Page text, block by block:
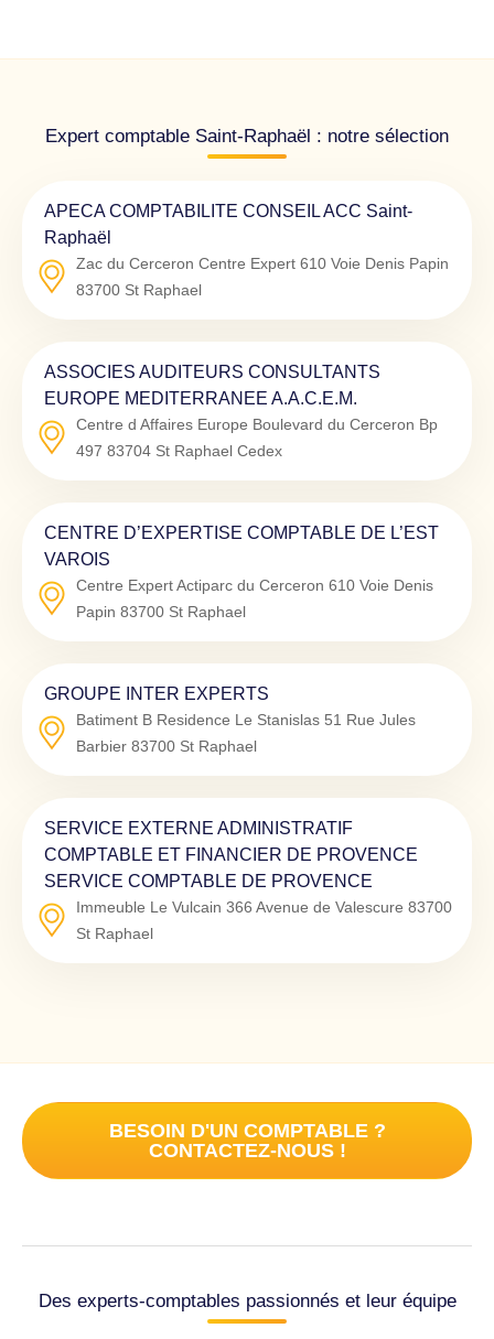
Expert comptable Saint-Raphaël : notre sélection
APECA COMPTABILITE CONSEIL ACC Saint-
Raphaël
Zac du Cerceron Centre Expert 610 Voie Denis Papin
83700 St Raphael
ASSOCIES AUDITEURS CONSULTANTS
EUROPE MEDITERRANEE A.A.C.E.M.
Centre d Affaires Europe Boulevard du Cerceron Bp
497 83704 St Raphael Cedex
CENTRE D’EXPERTISE COMPTABLE DE L’EST
VAROIS
Centre Expert Actiparc du Cerceron 610 Voie Denis
Papin 83700 St Raphael
GROUPE INTER EXPERTS
Batiment B Residence Le Stanislas 51 Rue Jules
Barbier 83700 St Raphael
SERVICE EXTERNE ADMINISTRATIF
COMPTABLE ET FINANCIER DE PROVENCE
SERVICE COMPTABLE DE PROVENCE
Immeuble Le Vulcain 366 Avenue de Valescure 83700
St Raphael
BESOIN D'UN COMPTABLE ?
CONTACTEZ-NOUS !
Des experts-comptables passionnés et leur équipe